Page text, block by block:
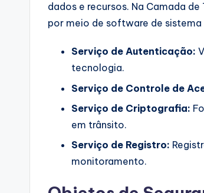
dados e recursos. Na Camada
por meio de software de
Serviço de Autenticação:
tecnologia.
Serviço de Controle de
Serviço de Criptografia:
em trânsito.
Serviço de Registro:
monitoramento.